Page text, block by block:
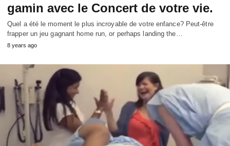
gamin avec le Concert de votre vie.
Quel a été le moment le plus incroyable de votre enfance? Peut-être
frapper un jeu gagnant home run,or perhaps landing the
8 years ago